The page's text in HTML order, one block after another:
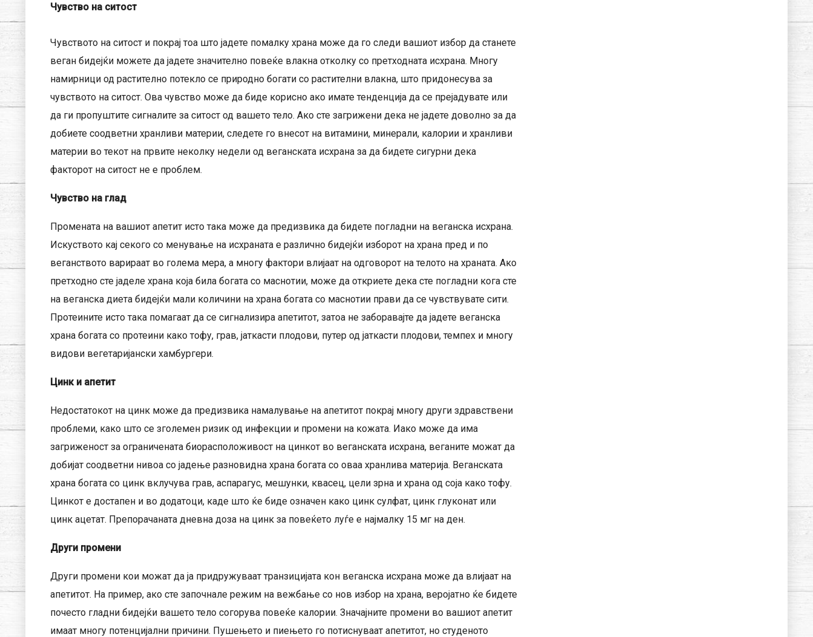
Чувство на ситост
Чувството на ситост и покрај тоа што јадете помалку храна може да го следи вашиот избор да станете
веган бидејќи можете да јадете значително повеќе влакна отколку со претходната исхрана. Многу
намирници од растително потекло се природно богати со растителни влакна, што придонесува за
чувството на ситост. Ова чувство може да биде корисно ако имате тенденција да се прејадувате или
да ги пропуштите сигналите за ситост од вашето тело. Ако сте загрижени дека не јадете доволно за да
добиете соодветни хранливи материи, следете го внесот на витамини, минерали, калории и хранливи
материи во текот на првите неколку недели од веганската исхрана за да бидете сигурни дека
факторот на ситост не е проблем.
Чувство на глад
Промената на вашиот апетит исто така може да предизвика да бидете погладни на веганска исхрана.
Искуството кај секого со менување на исхраната е различно бидејќи изборот на храна пред и по
веганството варираат во голема мера, а многу фактори влијаат на одговорот на телото на храната. Ако
претходно сте јаделе храна која била богата со маснотии, може да откриете дека сте погладни кога сте
на веганска диета бидејќи мали количини на храна богата со маснотии прави да се чувствувате сити.
Протеините исто така помагаат да се сигнализира апетитот, затоа не заборавајте да јадете веганска
храна богата со протеини како тофу, грав, јаткасти плодови, путер од јаткасти плодови, темпех и многу
видови вегетаријански хамбургери.
Цинк и апетит
Недостатокот на цинк може да предизвика намалување на апетитот покрај многу други здравствени
проблеми, како што се зголемен ризик од инфекции и промени на кожата. Иако може да има
загриженост за ограничената биорасположивост на цинкот во веганската исхрана, веганите можат да
добијат соодветни нивоа со јадење разновидна храна богата со оваа хранлива материја. Веганската
храна богата со цинк вклучува грав, аспарагус, мешунки, квасец, цели зрна и храна од соја како тофу.
Цинкот е достапен и во додатоци, каде што ќе биде означен како цинк сулфат, цинк глуконат или
цинк ацетат. Препорачаната дневна доза на цинк за повеќето луѓе е најмалку 15 мг на ден.
Други промени
Други промени кои можат да ја придружуваат транзицијата кон веганска исхрана може да влијаат на
апетитот. На пример, ако сте започнале режим на вежбање со нов избор на храна, веројатно ќе бидете
почесто гладни бидејќи вашето тело согорува повеќе калории. Значајните промени во вашиот апетит
имаат многу потенцијални причини. Пушењето и пиењето го потиснуваат апетитот, но студеното